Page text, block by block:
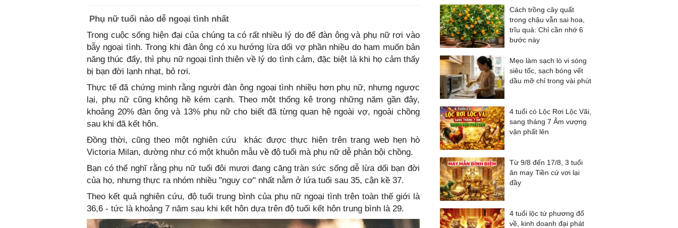
Phụ nữ tuổi nào dễ ngoại tình nhất
Trong cuộc sống hiện đại của chúng ta có rất nhiều lý do để đàn ông và phụ nữ rơi vào
bẫy ngoại tình. Trong khi đàn ông có xu hướng lừa dối vợ phần nhiều do ham muốn bản
năng thúc đẩy, thì phụ nữ ngoại tình thiên về lý do tình cảm, đặc biệt là khi họ cảm thấy
bị bạn đời lạnh nhạt, bỏ rơi.
Thực tế đã chứng minh rằng người đàn ông ngoại tình nhiều hơn phụ nữ, nhưng ngược
lại, phụ nữ cũng không hề kém cạnh. Theo một thống kê trong những năm gần đây,
khoảng 20% đàn ông và 13% phụ nữ cho biết đã từng quan hệ ngoài vợ, ngoài chồng
sau khi đã kết hôn.
Đồng thời, cũng theo một nghiên cứu khác được thực hiện trên trang web hẹn hò
Victoria Milan, dường như có một khuôn mẫu về độ tuổi mà phụ nữ dễ phản bội chồng.
Bạn có thể nghĩ rằng phụ nữ tuổi đôi mươi đang căng tràn sức sống dễ lừa dối bạn đời
của họ, nhưng thực ra nhóm nhiều "nguy cơ" nhất nằm ở lứa tuổi sau 35, cận kề 37.
Theo kết quả nghiên cứu, độ tuổi trung bình của phụ nữ ngoại tình trên toàn thế giới là
36,6 - tức là khoảng 7 năm sau khi kết hôn dựa trên độ tuổi kết hôn trung bình là 29.
Cách trồng cây quất
trong chậu vẫn sai hoa,
trĩu quả: Chỉ cần nhớ 6
bước này
Mẹo làm sạch lò vi sóng
siêu tốc, sạch bóng vết
dầu mỡ chỉ trong vài phút
4 tuổi có Lộc Rơi Lộc Vãi,
sang tháng 7 Âm vượng
vận phất lên
Từ 9/8 đến 17/8, 3 tuổi
ăn may Tiền cứ vơi lại
đầy
4 tuổi lộc tứ phương đổ
về, kinh doanh đại phát